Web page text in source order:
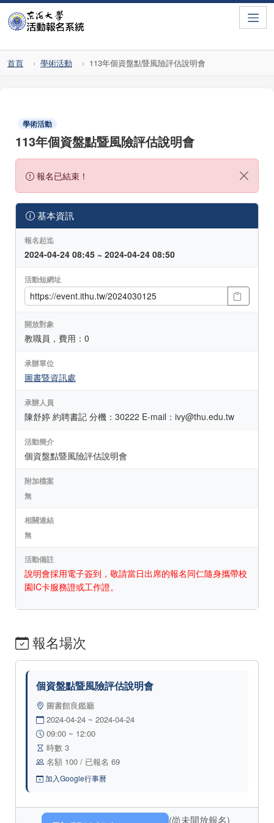
首頁 學術活動 113年個資盤點暨風險評估說明會
學術活動
113年個資盤點暨風險評估說明會
報名已結束！
基本資訊
報名起迄
2024-04-24 08:45 ~ 2024-04-24 08:50
活動短網址
開放對象
教職員，費用：0
承辦單位
圖書暨資訊處
承辦人員
陳舒婷 約聘書記 分機：30222 E-mail：ivy@thu.edu.tw
活動簡介
個資盤點暨風險評估說明會
附加檔案
無
相關連結
無
活動備註
說明會採用電子簽到，敬請當日出席的報名同仁隨身攜帶校
園IC卡服務證或工作證。
報名場次
個資盤點暨風險評估說明會
圖書館良鑑廳
2024-04-24 ~ 2024-04-24
09:00 ~ 12:00
時數 3
名額 100 / 已報名 69
加入Google行事曆
(尚未開放報名)